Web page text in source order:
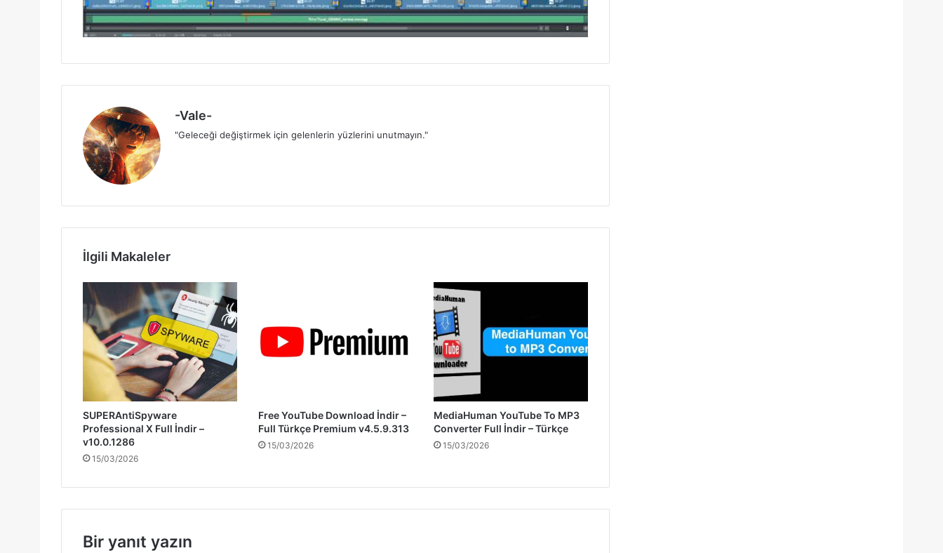
-Vale-
"Geleceği değiştirmek için gelenlerin yüzlerini unutmayın."
İlgili Makaleler
SUPERAntiSpyware
Professional X Full İndir –
v10.0.1286
15/03/2026
Free YouTube Download İndir –
Full Türkçe Premium v4.5.9.313
15/03/2026
MediaHuman YouTube To MP3
Converter Full İndir – Türkçe
15/03/2026
Bir yanıt yazın